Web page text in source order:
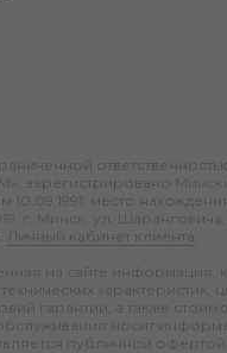
зарегистрировано
10.09.1991; место
г. Минск, ул. Шаранговича,
Личный кабинет клиента
на сайте информация,
характеристик,
гарантии, а также
носит
публичной офертой.